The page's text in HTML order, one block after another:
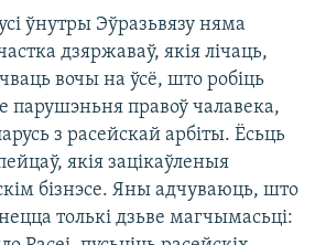
ўнутры Эўразьвязу няма
дзяржаваў, якія лічаць,
вочы на ўсё, што робіць
парушэньня правоў чалавека,
з расейскай арбіты. Ёсьць
якія зацікаўленыя
бізнэсе. Яны адчуваюць, што
толькі дзьве магчымасьці: